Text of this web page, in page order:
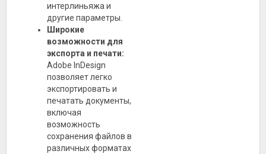
интерлиньяжа и
другие параметры.
Широкие
возможности для
экспорта и печати:
Adobe InDesign
позволяет легко
экспортировать и
печатать документы,
включая
возможность
сохранения файлов в
различных форматах